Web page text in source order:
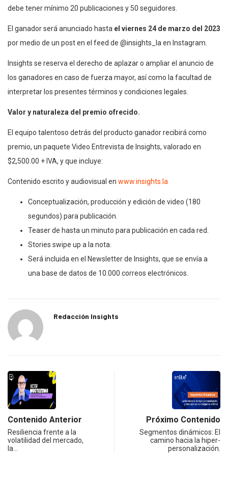
debe tener mínimo 20 publicaciones y 50 seguidores.
El ganador será anunciado hasta el viernes 24 de marzo del 2023
por medio de un post en el feed de @insights_la en Instagram.
Insights se reserva el derecho de aplazar o ampliar el anuncio de
los ganadores en caso de fuerza mayor, así como la facultad de
interpretar los presentes términos y condiciones legales.
Valor y naturaleza del premio ofrecido.
El equipo talentoso detrás del producto ganador recibirá como
premio, un paquete Video Entrevista de Insights, valorado en
$2,500.00 + IVA, y que incluye:
Contenido escrito y audiovisual en www.insights.la
Conceptualización, producción y edición de video (180
segundos) para publicación.
Teaser de hasta un minuto para publicación en cada red.
Stories swipe up a la nota.
Será incluida en el Newsletter de Insights, que se envía a
una base de datos de 10.000 correos electrónicos.
Redacción Insights
Contenido Anterior
Resiliencia frente a la
volatilidad del mercado,
la…
Próximo Contenido
Segmentos dinámicos: El
camino hacia la hiper-
personalización.